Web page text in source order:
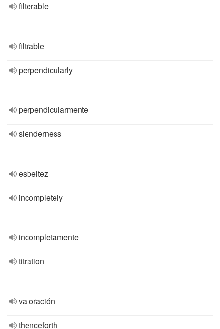
filterable
filtrable
perpendicularly
perpendicularmente
slenderness
esbeltez
incompletely
incompletamente
titration
valoración
thenceforth